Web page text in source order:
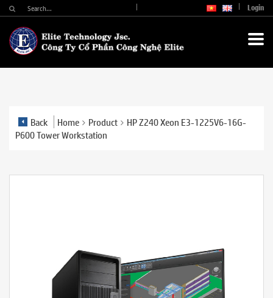
Login
Back Home Product
HP Z240 Xeon E3-1225V6-16G-
P600 Tower Workstation